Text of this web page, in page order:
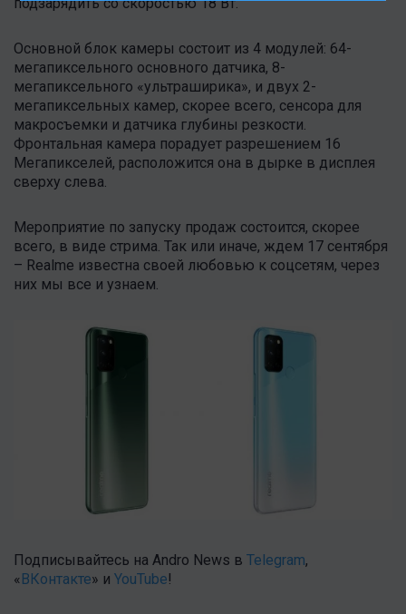
подзарядить со скоростью 18 Вт.
Основной блок камеры состоит из 4 модулей: 64-
мегапиксельного основного датчика, 8-
мегапиксельного «ультраширика», и двух 2-
мегапиксельных камер, скорее всего, сенсора для
макросъемки и датчика глубины резкости.
Фронтальная камера порадует разрешением 16
Мегапикселей, расположится она в дырке в дисплея
сверху слева.
Мероприятие по запуску продаж состоится, скорее
всего, в виде стрима. Так или иначе, ждем 17 сентября
– Realme известна своей любовью к соцсетям, через
них мы все и узнаем.
Подписывайтесь на Andro News в Telegram,
«ВКонтакте» и YouTube!